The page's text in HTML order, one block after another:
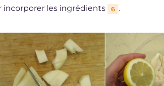
incorporer les ingrédients
6 .